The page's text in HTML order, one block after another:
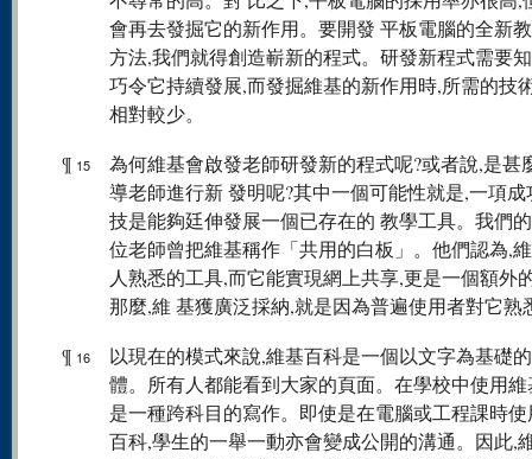
會再去發掘它的新作用。要開發 平板電腦的全新
方法,我們就得創造嶄新的程式。研發新程式需要
巧令它持續發展,而發掘維基的新作用時,所需的技
相對較少。
¶ 15
為何維基會啟發老師研發新的程式呢?或者說,是甚
導老師進行新 發明呢?其中一個可能性就是,一項成
技是能夠廷伸發展一個已存在的 教學工具。我們
位老師曾把維基稱作「共用的白板」。他們認為,
人熟悉的工具,而它能實現網上共享,更是一個額外
那麼,維 基獲廣泛採納,就是因為普遍使用者對它熟
¶ 16
以現在的模式來說,維基百科是一個以文字為基礎
體。所有人都能看到大家的頁面。在學校中使用維
是一種跨科目的寫作。即使是在電腦或工程課時
百科,學生的一舉一動亦會變成公開的溝通。因此,